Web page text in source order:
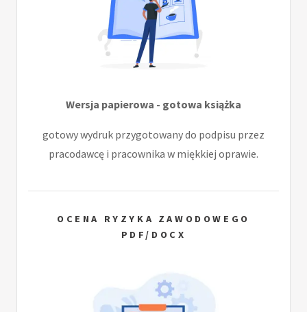
Wersja papierowa - gotowa książka
gotowy wydruk przygotowany do podpisu przez
pracodawcę i pracownika w miękkiej oprawie.
OCENA RYZYKA ZAWODOWEGO
PDF/DOCX